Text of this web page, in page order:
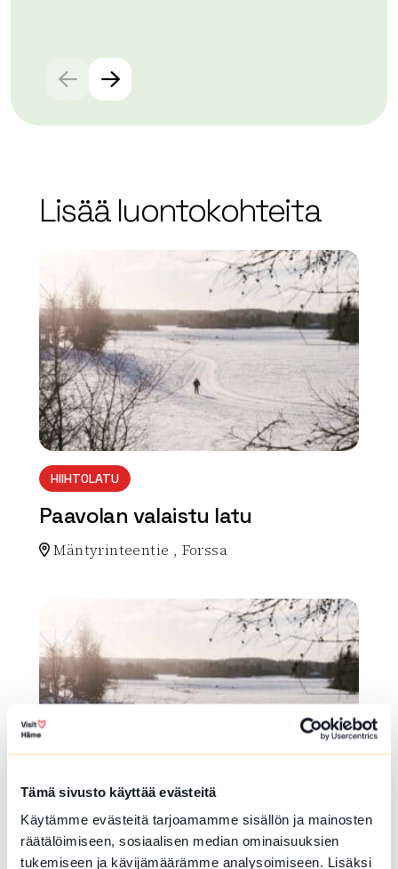
Tämä sivusto käyttää evästeitä
Käytämme evästeitä tarjoamamme sisällön ja mainosten
räätälöimiseen, sosiaalisen median ominaisuuksien
tukemiseen ja kävijämäärämme analysoimiseen. Lisäksi
Lisää luontokohteita
array(0) { }
HIIHTOLATU
Paavolan valaistu latu
Mäntyrinteentie , Forssa
array(0) { }
HIIHTOLATU